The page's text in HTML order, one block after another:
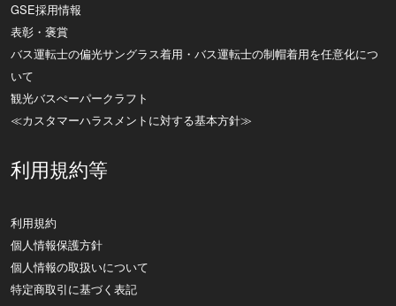
GSE採用情報
表彰・褒賞
バス運転士の偏光サングラス着用・バス運転士の制帽着用を任意化につ
いて
観光バスぺーパークラフト
≪カスタマーハラスメントに対する基本方針≫
利用規約等
利用規約
個人情報保護方針
個人情報の取扱いについて
特定商取引に基づく表記